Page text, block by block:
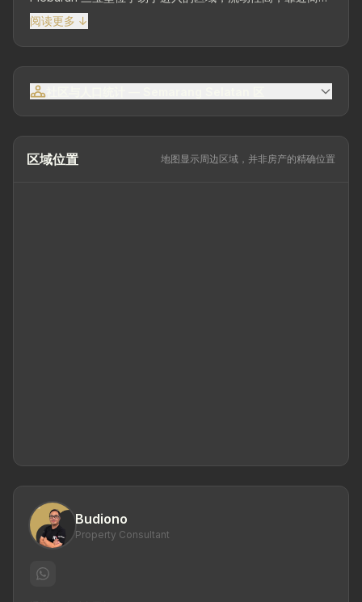
中心、办公楼、校园、医院、美食中心及三宝垄市内各个目
的地。土地面积379平方米 | 建筑面积969平方米朝向东建筑
4层楼建筑状况良好卧室28间浴室28间酒店设施餐厅厨房会
议室咖啡厅发电机房电力11,000瓦特供水PDAM
阅读更多 ↓
区域位置 地图显示周边区域，并非房产的精确位置
Budiono
Property Consultant